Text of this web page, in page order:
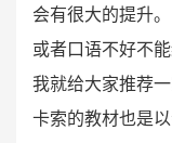
会有很大的提升
或者口语不好不
我就给大家推荐
卡索的教材也是